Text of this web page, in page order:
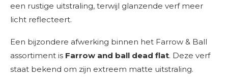
een rustige uitstraling, terwijl glanzende verf meer
licht reflecteert.
Een bijzondere afwerking binnen het Farrow & Ball
assortiment is Farrow and ball dead flat. Deze verf
staat bekend om zijn extreem matte uitstraling.